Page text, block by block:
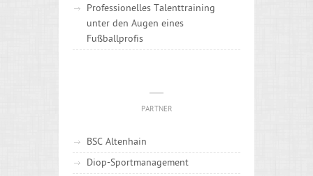
Professionelles Talenttraining
unter den Augen eines
Fußballprofis
PARTNER
BSC Altenhain
Diop-Sportmanagement